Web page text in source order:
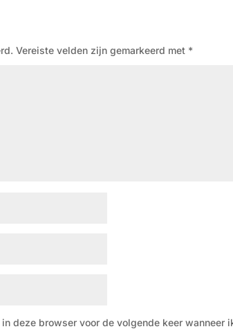
Vereiste velden zijn gemarkeerd met *
deze browser voor de volgende keer wanneer